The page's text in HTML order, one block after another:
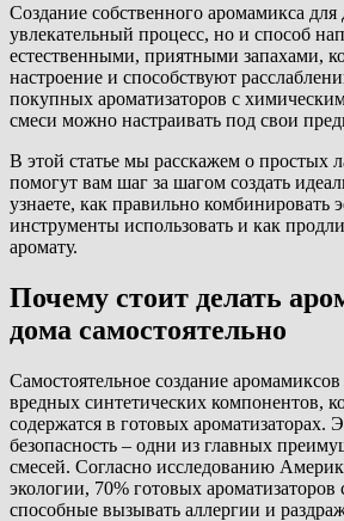
Создание собственного аромамикса для
увлекательный процесс, но и способ
естественными, приятными запахами,
настроение и способствуют
покупных ароматизаторов с
смеси можно настраивать под свои
В этой статье мы расскажем о простых
помогут вам шаг за шагом создать
узнаете, как правильно комбинировать
инструменты использовать и как
аромату.
Почему стоит делать
дома самостоятельно
Самостоятельное создание аромамиксов
вредных синтетических компонентов,
содержатся в готовых ароматизаторах.
безопасность – одни из главных
смесей. Согласно исследованию
экологии, 70% готовых ароматизаторов
способные вызывать аллергии и